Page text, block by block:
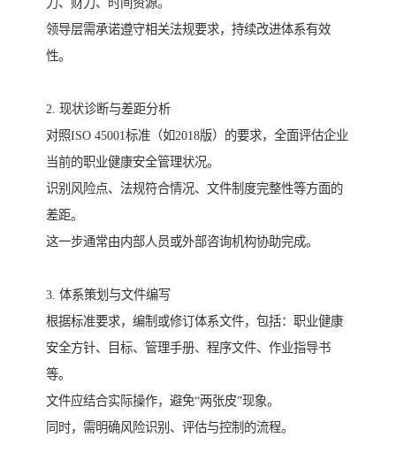
力、财力、时间资源。
领导层需承诺遵守相关法规要求，持续改进体系有效
性。
2. 现状诊断与差距分析
对照ISO 45001标准（如2018版）的要求，全面评估企业
当前的职业健康安全管理状况。
识别风险点、法规符合情况、文件制度完整性等方面的
差距。
这一步通常由内部人员或外部咨询机构协助完成。
3. 体系策划与文件编写
根据标准要求，编制或修订体系文件，包括：职业健康
安全方针、目标、管理手册、程序文件、作业指导书
等。
文件应结合实际操作，避免“两张皮”现象。
同时，需明确风险识别、评估与控制的流程。